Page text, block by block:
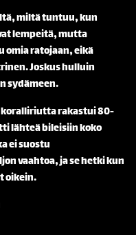
miltä tuntuu, kun
lempeitä, mutta
omia ratojaan, eikä
Joskus hulluin
sydämeen.
rakastui 80-
lähteä bileisiin koko
ei suostu
vaahtoa, ja se hetki kun
oikein.